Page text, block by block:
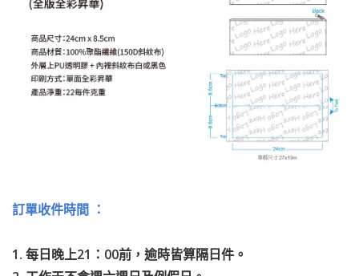
訂單收件時間 ：
1. 每日晚上21：00前，逾時皆算隔日件。